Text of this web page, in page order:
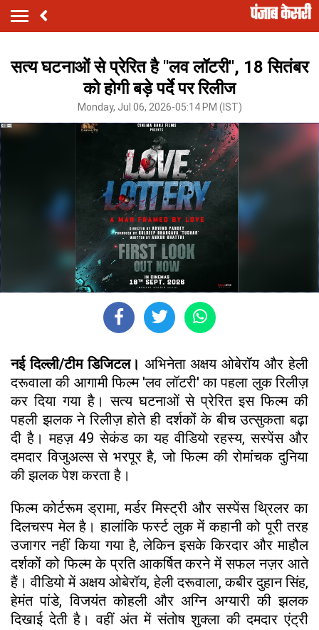
सत्य घटनाओं से प्रेरित है ''लव लॉटरी'', 18 सितंबर
को होगी बड़े पर्दे पर रिलीज
Monday, Jul 06, 2026-05:14 PM (IST)
नई दिल्ली/टीम डिजिटल। अभिनेता अक्षय ओबेरॉय और हेली
दरूवाला की आगामी फिल्म 'लव लॉटरी' का पहला लुक रिलीज़
कर दिया गया है। सत्य घटनाओं से प्रेरित इस फिल्म की
पहली झलक ने रिलीज़ होते ही दर्शकों के बीच उत्सुकता बढ़ा
दी है। महज़ 49 सेकंड का यह वीडियो रहस्य, सस्पेंस और
दमदार विजुअल्स से भरपूर है, जो फिल्म की रोमांचक दुनिया
की झलक पेश करता है।
फिल्म कोर्टरूम ड्रामा, मर्डर मिस्ट्री और सस्पेंस थ्रिलर का
दिलचस्प मेल है। हालांकि फर्स्ट लुक में कहानी को पूरी तरह
उजागर नहीं किया गया है, लेकिन इसके किरदार और माहौल
दर्शकों को फिल्म के प्रति आकर्षित करने में सफल नज़र आते
हैं। वीडियो में अक्षय ओबेरॉय, हेली दरूवाला, कबीर दुहान सिंह,
हेमंत पांडे, विजयंत कोहली और अग्नि अग्यारी की झलक
दिखाई देती है। वहीं अंत में संतोष शुक्ला की दमदार एंट्री